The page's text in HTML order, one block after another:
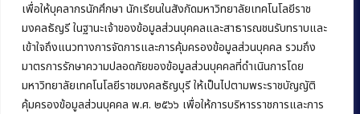
เพื่อให้บุคลากรนักศึกษา นักเรียนในสังกัดมหาวิทยาลัยเทคโนโลยีราช
มงคลธัญรี ในฐานะเจ้าของข้อมูลส่วนบุคคลและสาธารณชนรับทราบและ
เข้าใจถึงแนวทางการจัดการและการคุ้มครองข้อมูลส่วนบุคคล รวมถึง
มาตรการรักษาความปลอดภัยของข้อมูลส่วนบุคคลที่ดำเนินการโดย
มหาวิทยาลัยเทคโนโลยีราชมงคลธัญบุรี ให้เป็นไปตามพระราชบัญญัติ
คุ้มครองข้อมูลส่วนบุคคล พ.ศ. ๒๕๖๖ เพื่อให้การบริหารราชการและการ
39 หมู่ 1 ถนนรังสิต-นครนายก ตำบลคลองหก
อำเภอคลองหลวง จังหวัดปทุมธานี 12120
Phone:+66 (0) 2549 3243,+66 (0) 2549 3241
E-mail:bus@rmutt.ac.th